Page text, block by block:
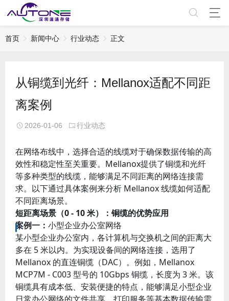
首页 新闻中心 行业动态 正文
从铜缆到光纤：Mellanox适配不同距
离案例
2026-01-06 行业动态
在网络布线中，选择合适的线缆对于确保数据传输的高
效性和稳定性至关重要。 Mellanox提供了铜缆和光纤
等多种类型的线缆，能够满足不同距离的网络连接需
求。以下通过具体案例来分析 Mellanox 线缆如何适配
不同距离场景。
短距离场景（0 - 10 米）：铜缆的优势应用
案例一： 小型企业办公室网络
某小型企业办公室内，各计算机与交换机之间的距离大
多在 5 米以内。为实现设备间的网络连接，选用了
Mellanox 的直连铜缆（DAC）。例如，Mellanox
MCP7M - C003 型号的 10Gbps 铜缆，长度为 3 米。该
铜缆具有成本低、安装便捷的特点，能够满足小型企业